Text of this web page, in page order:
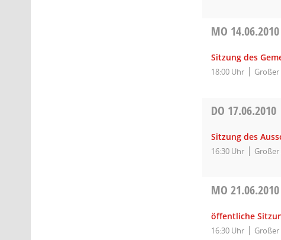
MO 14.06.2010
Sitzung des
18:00 Uhr Großer
DO 17.06.2010
Sitzung des
16:30 Uhr Großer
MO21.06.2010
öffentliche
16:30 Uhr Großer